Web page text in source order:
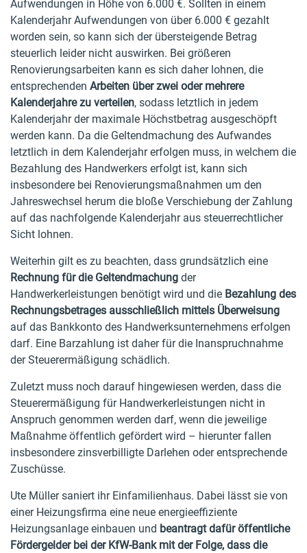
Aufwendungen in Höhe von 6.000 €. Sollten in einem
Kalenderjahr Aufwendungen von über 6.000 € gezahlt
worden sein, so kann sich der übersteigende Betrag
steuerlich leider nicht auswirken. Bei größeren
Renovierungsarbeiten kann es sich daher lohnen, die
entsprechenden Arbeiten über zwei oder mehrere
Kalenderjahre zu verteilen, sodass letztlich in jedem
Kalenderjahr der maximale Höchstbetrag ausgeschöpft
werden kann. Da die Geltendmachung des Aufwandes
letztlich in dem Kalenderjahr erfolgen muss, in welchem die
Bezahlung des Handwerkers erfolgt ist, kann sich
insbesondere bei Renovierungsmaßnahmen um den
Jahreswechsel herum die bloße Verschiebung der Zahlung
auf das nachfolgende Kalenderjahr aus steuerrechtlicher
Sicht lohnen.
Weiterhin gilt es zu beachten, dass grundsätzlich eine
Rechnung für die Geltendmachung der
Handwerkerleistungen benötigt wird und die Bezahlung des
Rechnungsbetrages ausschließlich mittels Überweisung
auf das Bankkonto des Handwerksunternehmens erfolgen
darf. Eine Barzahlung ist daher für die Inanspruchnahme
der Steuerermäßigung schädlich.
Zuletzt muss noch darauf hingewiesen werden, dass die
Steuerermäßigung für Handwerkerleistungen nicht in
Anspruch genommen werden darf, wenn die jeweilige
Maßnahme öffentlich gefördert wird – hierunter fallen
insbesondere zinsverbilligte Darlehen oder entsprechende
Zuschüsse.
Ute Müller saniert ihr Einfamilienhaus. Dabei lässt sie von
einer Heizungsfirma eine neue energieeffiziente
Heizungsanlage einbauen und beantragt dafür öffentliche
Fördergelder bei der KfW-Bank mit der Folge, dass die